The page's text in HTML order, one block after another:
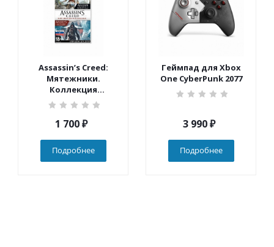
Assassin’s Creed:
Мятежники.
Коллекция
(Nintendo Switch)
1 700₽
Подробнее
Геймпад для Xbox
One CyberPunk 2077
3 990₽
Подробнее